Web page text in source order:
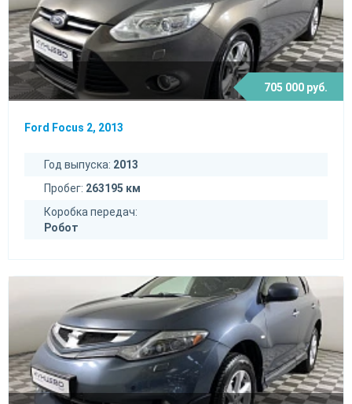
705 000 руб.
Ford Focus 2, 2013
Год выпуска: 2013
Пробег: 263195 км
Коробка передач:
Робот